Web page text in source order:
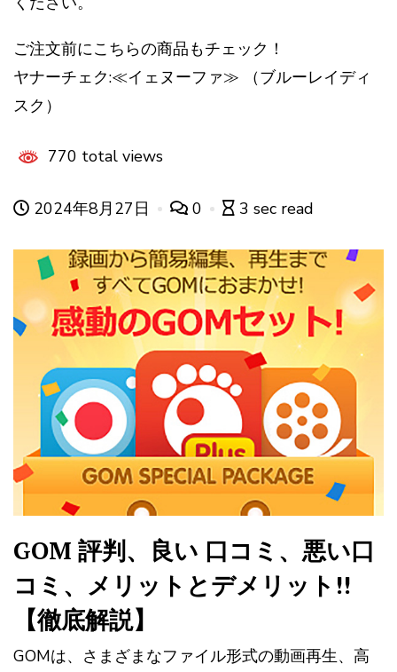
ご注文前にこちらの商品もチェック！
ヤナーチェク:≪イェヌーファ≫ （ブルーレイディ
スク）
770 total views
2024年8月27日 0 3 sec read
GOM 評判、良い 口コミ、悪い口
コミ、メリットとデメリット!!
【徹底解説】
GOMは、さまざまなファイル形式の動画再生、高